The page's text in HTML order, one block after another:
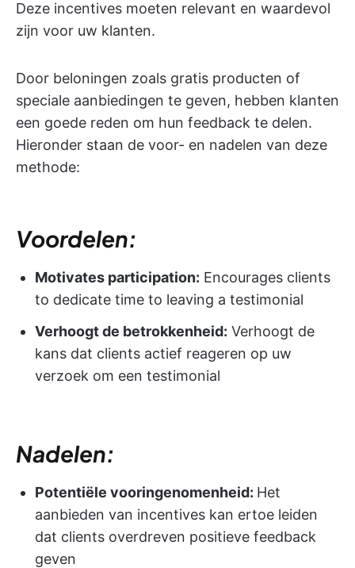
Deze incentives moeten relevant en waardevol
zijn voor uw klanten.
Door beloningen zoals gratis producten of
speciale aanbiedingen te geven, hebben klanten
een goede reden om hun feedback te delen.
Hieronder staan de voor- en nadelen van deze
methode:
Voordelen:
Motivates participation: Encourages clients
to dedicate time to leaving a testimonial
Verhoogt de betrokkenheid: Verhoogt de
kans dat clients actief reageren op uw
verzoek om een testimonial
Nadelen:
Potentiële vooringenomenheid: Het
aanbieden van incentives kan ertoe leiden
dat clients overdreven positieve feedback
geven